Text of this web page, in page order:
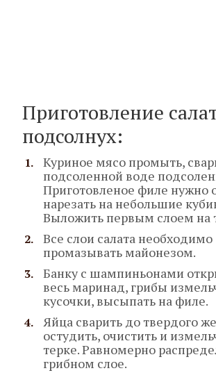
Приготовление
подсолнух:
Куриное мясо промыть,
подсоленной воде
Приготовленое филе нужно
нарезать на небольшие
Выложить первым слоем на
Все слои салата необходимо
промазывать майонезом.
Банку с шампиньонами
весь маринад, грибы
кусочки, высыпать на филе.
Яйца сварить до твердого
остудить, очистить и
терке. Равномерно
грибном слое.